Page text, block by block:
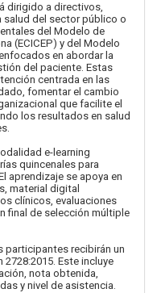
dirigido a directivos,
salud del sector público o
del Modelo de
(ECICEP) y del Modelo
en abordar la
del paciente. Estas
centrada en las
fomentar el cambio
que facilite el
los resultados en salud
e-learning
quincenales para
aprendizaje se apoya en
material digital
clínicos, evaluaciones
final de selección múltiple
participantes recibirán un
Este incluye
nota obtenida,
y nivel de asistencia.